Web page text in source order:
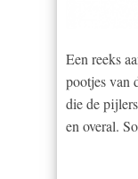
Een reeks
pootjes van
die de
en overal.